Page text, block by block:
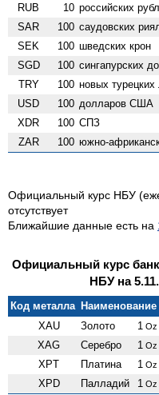
RUB 10 российских
SAR 100 саудовских
SEK 100 шведских крон
SGD 100 сингапурских
TRY 100 новых турецких
USD 100 долларов США
XDR 100 СПЗ
ZAR 100 южно-
Официальный курс НБУ
отсутствует
Ближайшие данные есть на
Официальный курс
НБУ на
Код металла Наименование
XAU
Золото 1 Oz
XAG Серебро 1 Oz
XPT Платина 1 Oz
XPD Палладий 1 Oz